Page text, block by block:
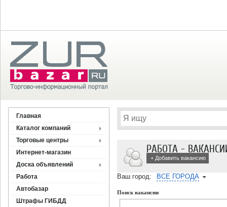
Главная
Каталог компаний
Торговые центры
Интернет-магазин
Доска объявлений
Работа
Автобазар
Штрафы ГИБДД
РАБОТА -
+ Добавить вакансию
Ваш город: ВСЕ ГОРОДА
Поиск вакансии